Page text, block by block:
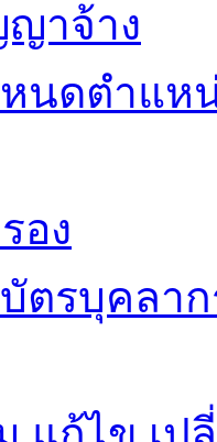
าจ้าง
นดตำแห
อง
ตรบุคลา